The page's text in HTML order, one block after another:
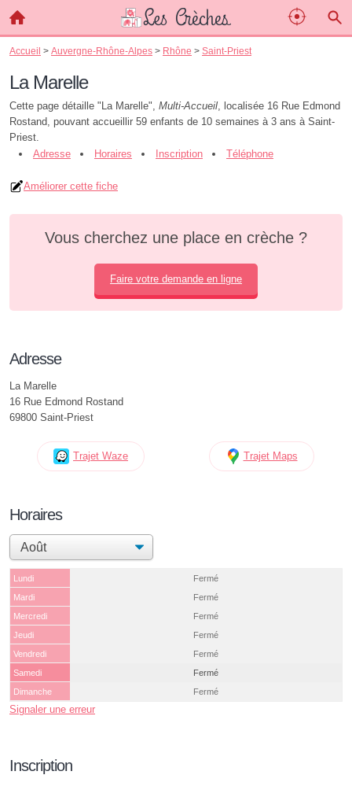
Accueil > Auvergne-Rhône-Alpes > Rhône > Saint-Priest
La Marelle
Cette page détaille "La Marelle", Multi-Accueil, localisée 16 Rue Edmond
Rostand, pouvant accueillir 59 enfants de 10 semaines à 3 ans à Saint-
Priest.
Adresse
Horaires Inscription Téléphone
Améliorer cette fiche
Vous cherchez une place en crèche ?
Faire votre demande en ligne
Adresse
La Marelle
16 Rue Edmond Rostand
69800 Saint-Priest
Trajet Waze Trajet Maps
Horaires
Lundi
Fermé
Mardi
Fermé
Mercredi
Fermé
Jeudi
Fermé
Vendredi
Fermé
Samedi
Fermé
Dimanche
Fermé
Signaler une erreur
Inscription